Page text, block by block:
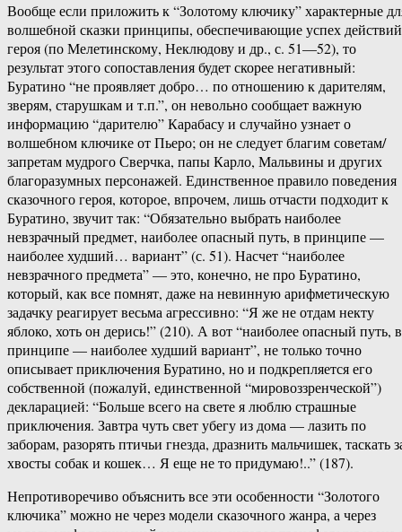
Вообще если приложить к “Золотому ключику” характерные
волшебной сказки принципы, обеспечивающие успех действий
героя (по Мелетинскому, Неклюдову и др., с. 51—52), то
результат этого сопоставления будет скорее негативный:
Буратино “не проявляет добро… по отношению к дарителям,
зверям, старушкам и т.п.”, он невольно сообщает важную
информацию “дарителю” Карабасу и случайно узнает о
волшебном ключике от Пьеро; он не следует благим советам/
запретам мудрого Сверчка, папы Карло, Мальвины и других
благоразумных персонажей. Единственное правило поведения
сказочного героя, которое, впрочем, лишь отчасти подходит к
Буратино, звучит так: “Обязательно выбрать наиболее
невзрачный предмет, наиболее опасный путь, в принципе —
наиболее худший… вариант” (с. 51). Насчет “наиболее
невзрачного предмета” — это, конечно, не про Буратино,
который, как все помнят, даже на невинную арифметическую
задачку реагирует весьма агрессивно: “Я же не отдам некту
яблоко, хоть он дерись!” (210). А вот “наиболее опасный путь, в
принципе — наиболее худший вариант”, не только точно
описывает приключения Буратино, но и подкрепляется его
собственной (пожалуй, единственной “мировоззренческой”)
декларацией: “Больше всего на свете я люблю страшные
приключения. Завтра чуть свет убегу из дома — лазить по
заборам, разорять птичьи гнезда, дразнить мальчишек, таскать
хвосты собак и кошек… Я еще не то придумаю!..” (187).
Непротиворечиво объяснить все эти особенности “Золотого
ключика” можно не через модели сказочного жанра, а через